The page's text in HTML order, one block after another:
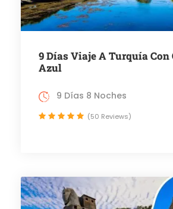
9 Días Viaje A Turquía Con
Azul
9 Días 8 Noches
(50 Reviews)